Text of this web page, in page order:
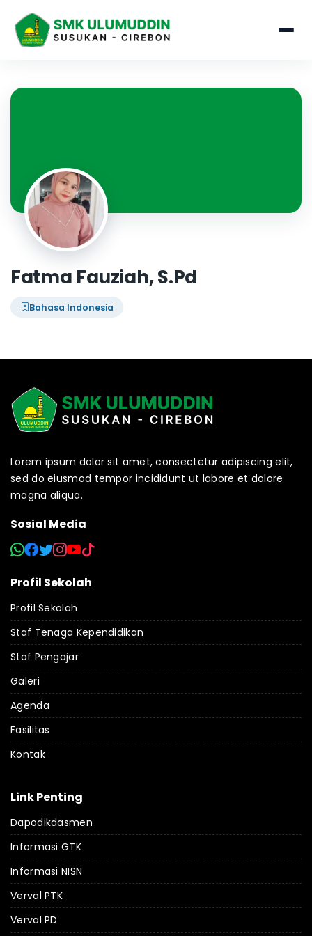
Fatma Fauziah, S.Pd
Bahasa Indonesia
Lorem ipsum dolor sit amet, consectetur adipiscing elit,
sed do eiusmod tempor incididunt ut labore et dolore
magna aliqua.
Sosial Media
Profil Sekolah
Profil Sekolah
Staf Tenaga Kependidikan
Staf Pengajar
Galeri
Agenda
Fasilitas
Kontak
Link Penting
Dapodikdasmen
Informasi GTK
Informasi NISN
Verval PTK
Verval PD